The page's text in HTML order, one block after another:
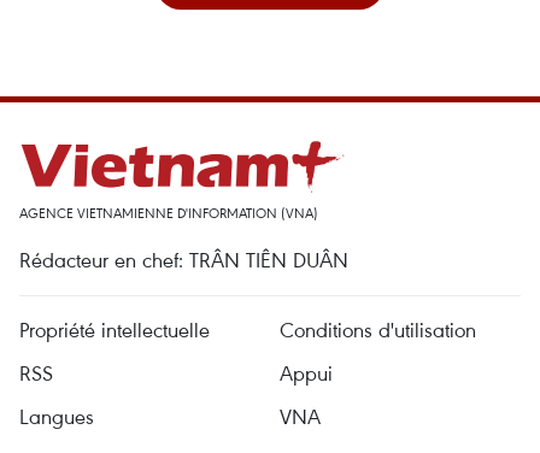
AGENCE VIETNAMIENNE D'INFORMATION (VNA)
Rédacteur en chef: TRÂN TIÊN DUÂN
Propriété intellectuelle
Conditions d'utilisation
RSS
Appui
Langues
VNA